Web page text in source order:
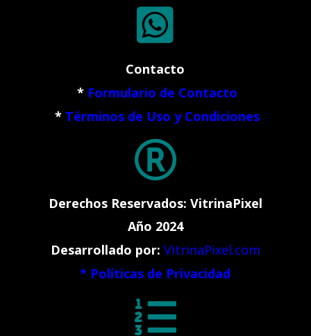

Contacto
* Formulario de Contacto
* Términos de Uso y Condiciones

Derechos Reservados: VitrinaPixel
Año 2024
Desarrollado por: VitrinaPixel.com
* Políticas de Privacidad
